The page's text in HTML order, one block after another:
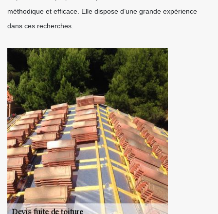
méthodique et efficace. Elle dispose d’une grande expérience
dans ces recherches.